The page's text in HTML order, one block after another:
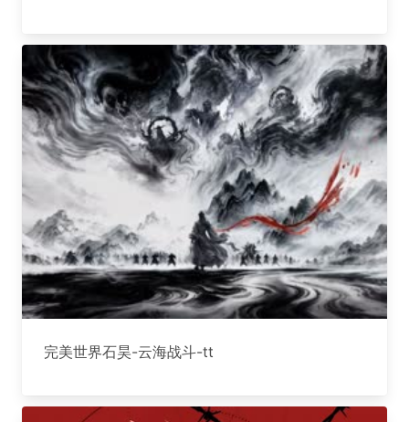
完美世界石昊-云海战斗-tt